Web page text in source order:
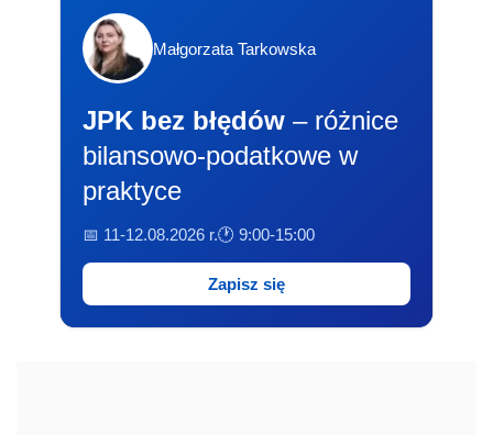
Małgorzata Tarkowska
JPK bez błędów – różnice
bilansowo-podatkowe w
praktyce
📅 11-12.08.2026 r.🕐 9:00-15:00
Zapisz się